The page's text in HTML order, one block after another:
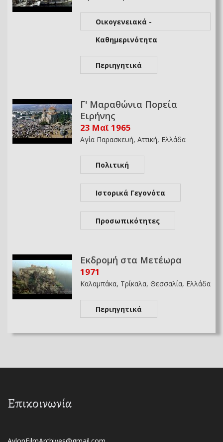
Οικογενειακά -
Καθημερινότητα
Περιηγητικά
Γ' Μαραθώνια Πορεία
Ειρήνης
23 Μαϊ 1965
Αγία Παρασκευή, Αττική, Ελλάδα
Πολιτική
Ιστορικά Γεγονότα
Προσωπικότητες
Εκδρομή στα Μετέωρα
1971
Καλαμπάκα, Τρίκαλα, Θεσσαλία, Ελλάδα
Περιηγητικά
Επικοινωνία